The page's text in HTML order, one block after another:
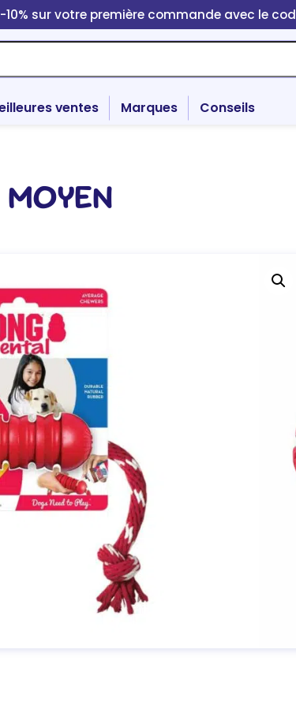
sur votre première commande avec le code
ventes Marques Conseils